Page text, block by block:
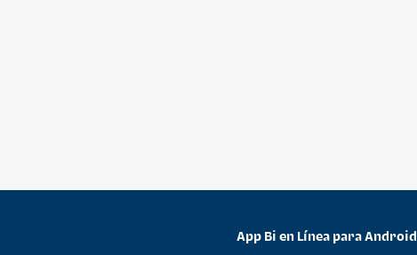
App Bi en Línea para Android